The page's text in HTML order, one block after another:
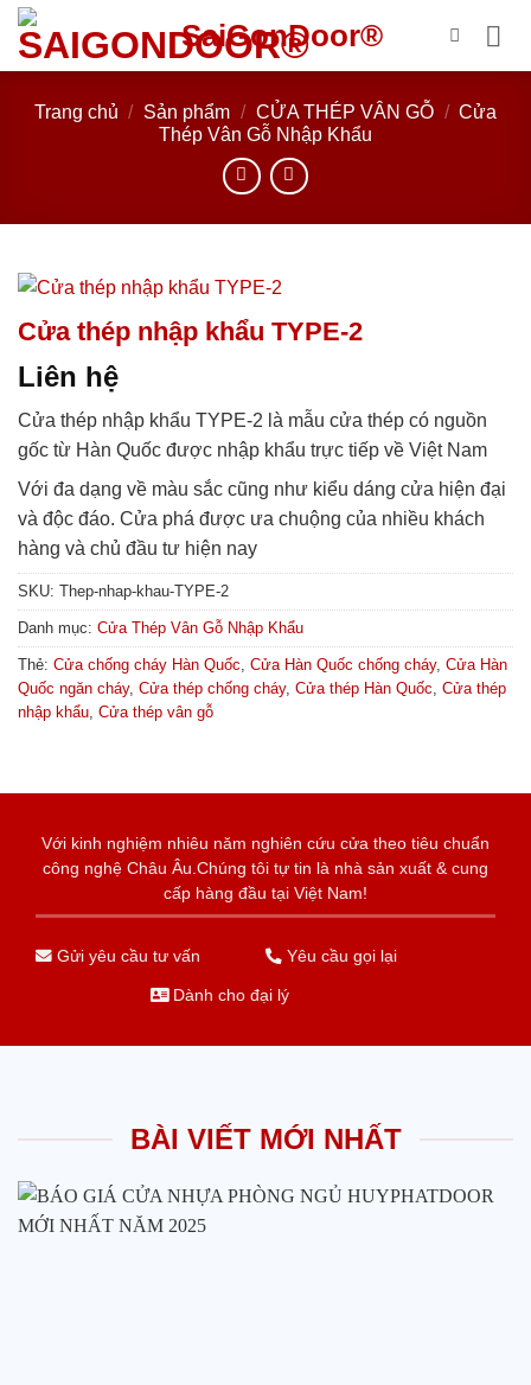
Bỏ
qua
nội
dung
SaiGonDoor®
Trang chủ / Sản phẩm / CỬA THÉP VÂN GỖ / Cửa
Thép Vân Gỗ Nhập Khẩu
Cửa thép nhập khẩu TYPE-2
Liên hệ
Cửa thép nhập khẩu TYPE-2 là mẫu cửa thép có nguồn
gốc từ Hàn Quốc được nhập khẩu trực tiếp về Việt Nam
Với đa dạng về màu sắc cũng như kiểu dáng cửa hiện đại
và độc đáo. Cửa phá được ưa chuộng của nhiều khách
hàng và chủ đầu tư hiện nay
SKU: Thep-nhap-khau-TYPE-2
Danh mục: Cửa Thép Vân Gỗ Nhập Khẩu
Thẻ: Cửa chống cháy Hàn Quốc, Cửa Hàn Quốc chống cháy, Cửa Hàn
Quốc ngăn cháy, Cửa thép chống cháy, Cửa thép Hàn Quốc, Cửa thép
nhập khẩu, Cửa thép vân gỗ
Với kinh nghiệm nhiêu năm nghiên cứu cửa theo tiêu chuẩn
công nghệ Châu Âu.Chúng tôi tự tin là nhà sản xuất & cung
cấp hàng đầu tại Việt Nam!
Gửi yêu cầu tư vấn Yêu cầu gọi lại
Dành cho đại lý
BÀI VIẾT MỚI NHẤT